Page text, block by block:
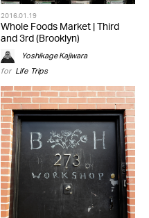
2016.01.19
Whole Foods Market | Third
and 3rd (Brooklyn)
Yoshikage Kajiwara
for Life, Trips